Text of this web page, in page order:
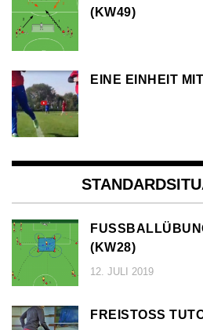
KW49)
EINE EINHEIT
KW28)
12. JULI 2019
FREISTOSS